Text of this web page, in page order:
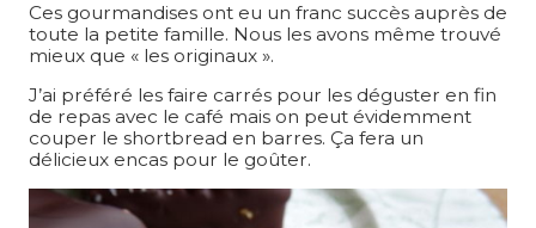
Ces gourmandises ont eu un franc succès auprès de
toute la petite famille. Nous les avons même trouvé
mieux que « les originaux ».
J’ai préféré les faire carrés pour les déguster en fin
de repas avec le café mais on peut évidemment
couper le shortbread en barres. Ça fera un
délicieux encas pour le goûter.